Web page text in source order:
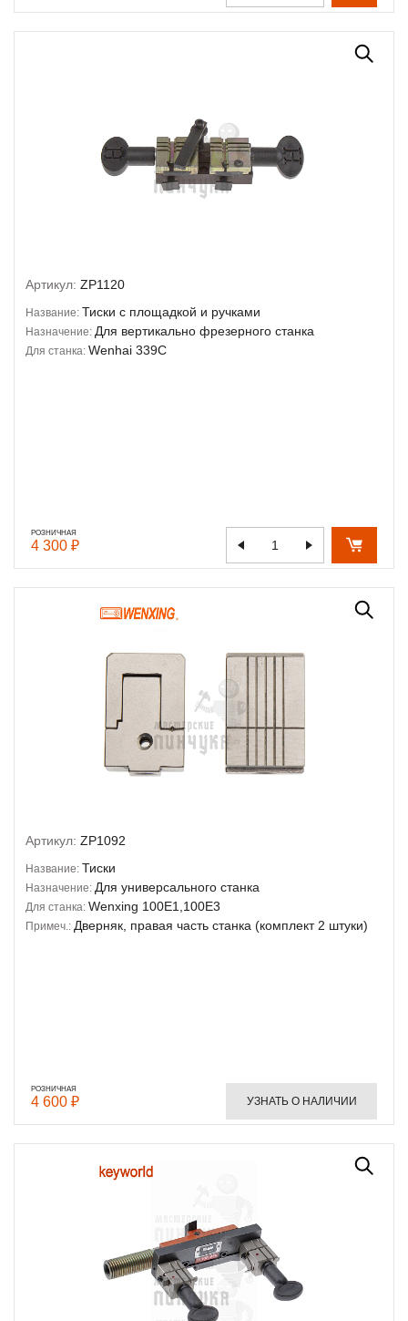
Артикул: ZP1120
Название: Тиски с площадкой и ручками
Назначение: Для вертикально фрезерного станка
Для станка: Wenhai 339C
РОЗНИЧНАЯ
4 300 ₽
Артикул: ZP1092
Название: Тиски
Назначение: Для универсального станка
Для станка: Wenxing 100E1,100E3
Примеч.: Дверняк, правая часть станка (комплект 2 штуки)
РОЗНИЧНАЯ
4 600 ₽ УЗНАТЬ О НАЛИЧИИ